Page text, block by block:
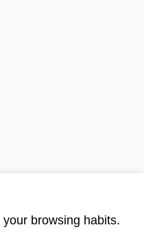
browsing habits.